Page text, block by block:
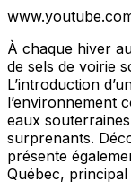
À chaque hiver
de sels de voirie
L’introduction
l’environnement
eaux
surprenants.
présente
Québec, principal